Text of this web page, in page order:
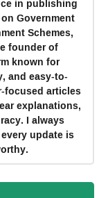
Government
Schemes,
founder of
known for
and easy-to-
focused articles
explanations,
I always
update is